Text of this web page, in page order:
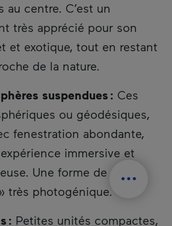
au centre. C’est un
très apprécié pour son
et exotique, tout en restant
de la nature.
suspendues : Ces
ou géodésiques,
fenestration abondante,
immersive et
Une forme de
très photogénique.
: Petites unités compactes,